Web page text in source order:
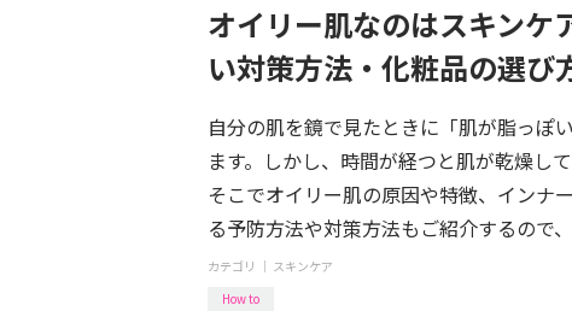
オイリー肌なのはスキンケ
い対策方法・化粧品の選び
自分の肌を鏡で見たときに「肌が脂っぽ
ます。しかし、時間が経つと肌が乾燥し
そこでオイリー肌の原因や特徴、インナ
る予防方法や対策方法もご紹介するので
カテゴリ ｜ スキンケア
How to